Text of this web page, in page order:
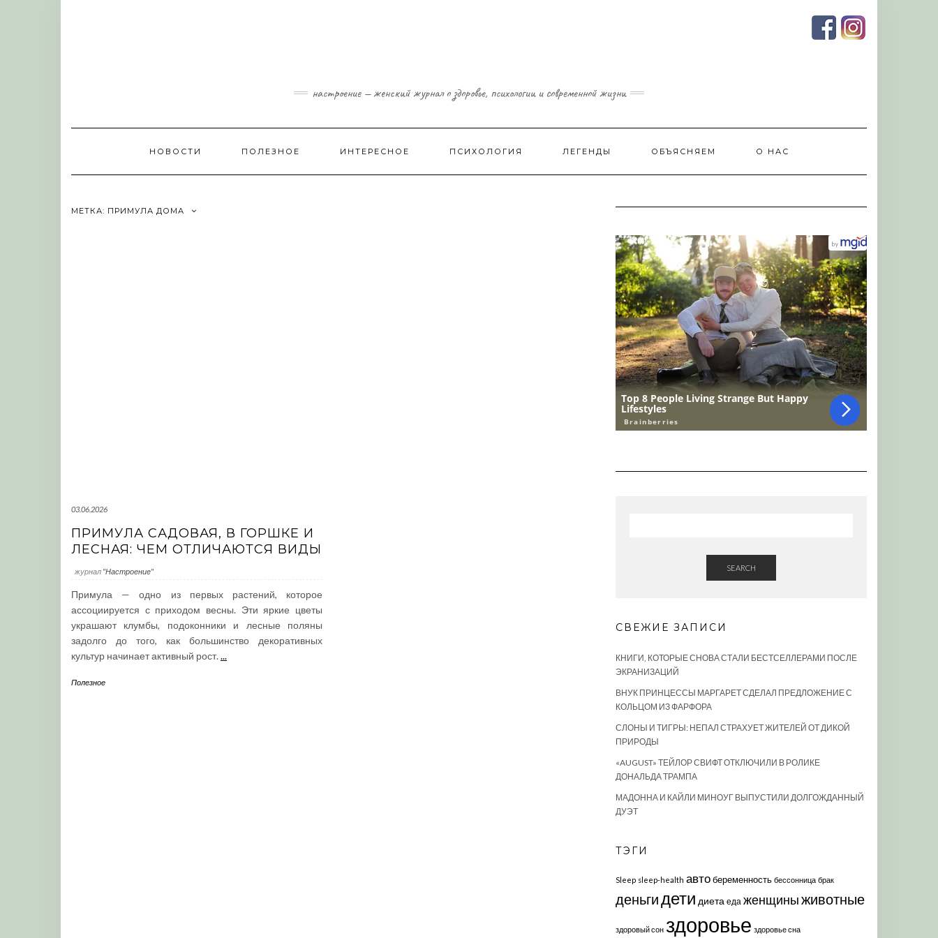
настроение — женский журнал о здоровье, психологии и современной жизни
НОВОСТИ ПОЛЕЗНОЕ ИНТЕРЕСНОЕ ПСИХОЛОГИЯ ЛЕГЕНДЫ ОБЪЯСНЯЕМ О НАС
МЕТКА: ПРИМУЛА ДОМА
03.06.2026
ПРИМУЛА САДОВАЯ, В ГОРШКЕ И
ЛЕСНАЯ: ЧЕМ ОТЛИЧАЮТСЯ ВИДЫ
журнал "Настроение"
Примула — одно из первых растений, которое
ассоциируется с приходом весны. Эти яркие цветы
украшают клумбы, подоконники и лесные поляны
задолго до того, как большинство декоративных
культур начинает активный рост....
Полезное
SEARCH
СВЕЖИЕ ЗАПИСИ
КНИГИ, КОТОРЫЕ СНОВА СТАЛИ БЕСТСЕЛЛЕРАМИ ПОСЛЕ
ЭКРАНИЗАЦИЙ
ВНУК ПРИНЦЕССЫ МАРГАРЕТ СДЕЛАЛ ПРЕДЛОЖЕНИЕ С
КОЛЬЦОМ ИЗ ФАРФОРА
СЛОНЫ И ТИГРЫ: НЕПАЛ СТРАХУЕТ ЖИТЕЛЕЙ ОТ ДИКОЙ
ПРИРОДЫ
«AUGUST» ТЕЙЛОР СВИФТ ОТКЛЮЧИЛИ В РОЛИКЕ
ДОНАЛЬДА ТРАМПА
МАДОННА И КАЙЛИ МИНОУГ ВЫПУСТИЛИ ДОЛГОЖДАННЫЙ
ДУЭТ
ТЭГИ
Sleep sleep-health автобеременность бессонница брак
деньгидети диета еда женщиныживотные
здоровый сон здоровье здоровье сна